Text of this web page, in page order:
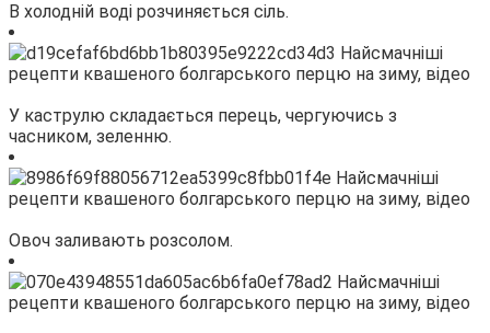
В холодній воді розчиняється сіль.
У каструлю складається перець, чергуючись з
часником, зеленню.
Овоч заливають розсолом.